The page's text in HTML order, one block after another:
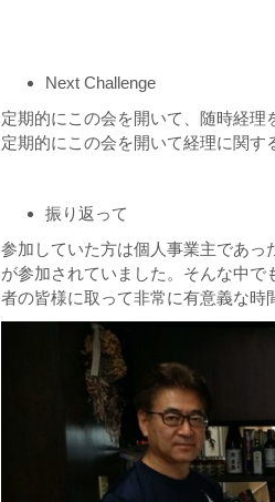
Next Challenge
定期的にこの会を開いて、随時経理
定期的にこの会を開いて経理に関す
振り返って
参加していた方は個人事業主であ
が参加されていました。そんな中
者の皆様に取って非常に有意義な時